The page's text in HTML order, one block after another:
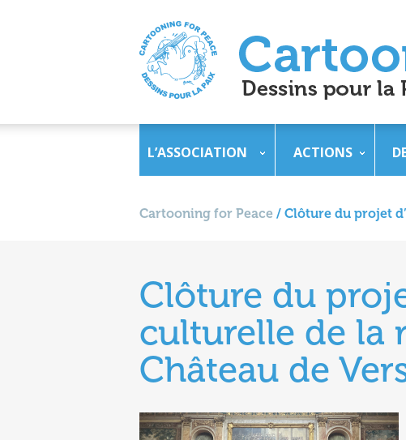
L’ASSOCIATION ACTIONS
Cartooning for Peace / Clôture du projet
Clôture du
culturelle de la
Château de